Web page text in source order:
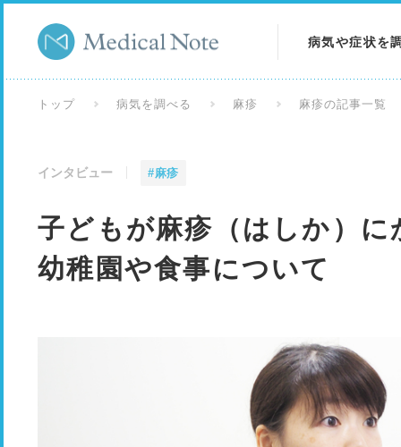
病気や症状を
トップ 病気を調べる 麻疹 麻疹の記事一覧
インタビュー #麻疹
子どもが麻疹（はしか）
幼稚園や食事について